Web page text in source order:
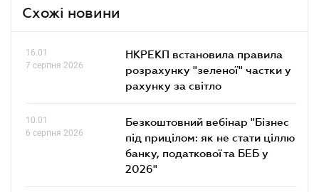
Схожі новини
16.01
7 серпня 2026
НКРЕКП встановила правила
розрахунку "зеленої" частки у
рахунку за світло
10.01
6 серпня 2026
Безкоштовний вебінар "Бізнес
під прицілом: як не стати ціллю
банку, податкової та БЕБ у
2026"